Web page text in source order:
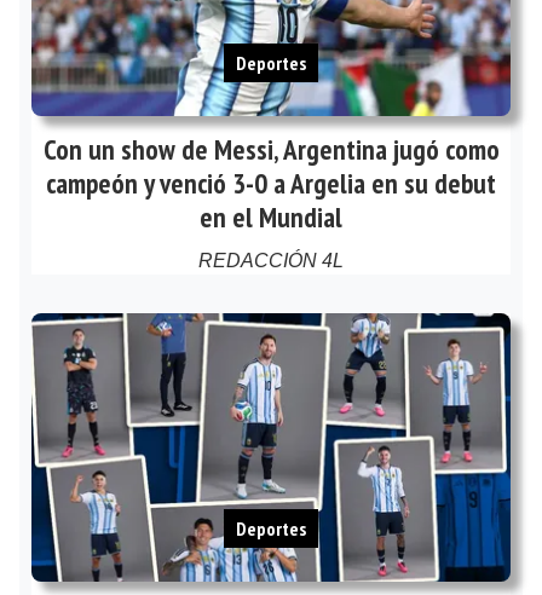
Con un show de Messi, Argentina jugó como
campeón y venció 3-0 a Argelia en su debut
en el Mundial
REDACCIÓN 4L
Deportes
Deportes